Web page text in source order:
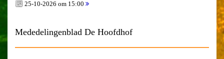
25-10-2026 om 15:00
Mededelingenblad De Hoofdhof